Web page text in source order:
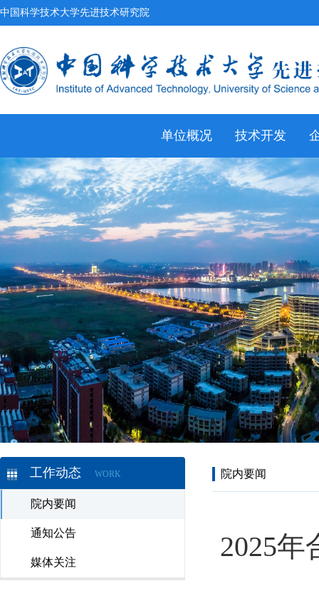
中国科学技术大学先进技术研究院
单位概况 技术开发
工作动态 WORK
院内要闻
通知公告
媒体关注
院内要闻
2025